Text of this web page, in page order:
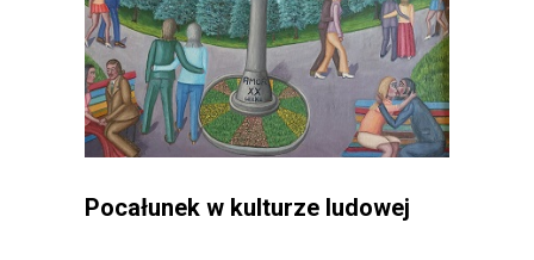
Pocałunek w kulturze ludowej